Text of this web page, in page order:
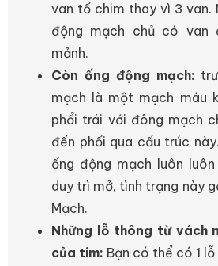
van tổ chim thay vì 3 van.
động mạch chủ có van
mảnh.
Còn ống động mạch:
mạch là một mạch máu
phổi trái với đông mạch
đến phổi qua cấu trúc
ống động mạch luôn
duy trì mở, tình trạng này
Mạch.
Những lỗ thông từ vách
của tim: Bạn có thể có 1